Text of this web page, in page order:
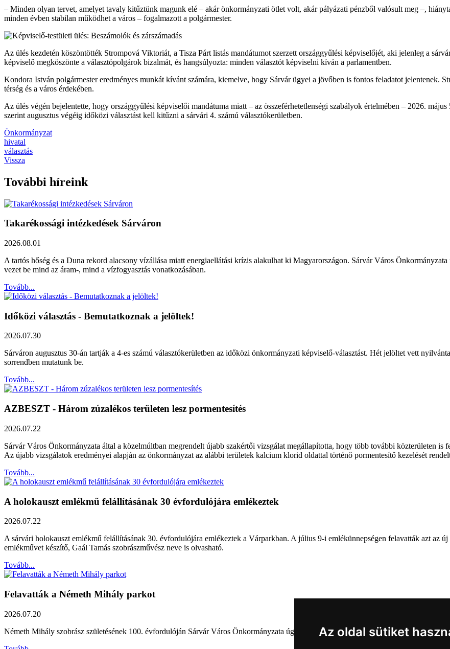
Az oldal sütiket
– Minden olyan tervet, amelyet tavaly kitűztünk magunk elé – akár önkormányzati ötlet volt, akár pályázati pénzből valósult meg –,
minden évben stabilan működhet a város – fogalmazott a polgármester.
Az ülés kezdetén köszöntötték Strompová Viktoriát, a Tisza Párt listás mandátumot szerzett országgyűlési képviselőjét, aki jelenleg a
képviselő megköszönte a választópolgárok bizalmát, és hangsúlyozta: minden választót képviselni kíván a parlamentben.
Kondora István polgármester eredményes munkát kívánt számára, kiemelve, hogy Sárvár ügyei a jövőben is fontos feladatot jelentenek.
térség és a város érdekében.
Az ülés végén bejelentette, hogy országgyűlési képviselői mandátuma miatt – az összeférhetetlenségi szabályok értelmében – 2026.
szerint augusztus végéig időközi választást kell kitűzni a sárvári 4. számú választókerületben.
Önkormányzat
hivatal
választás
Vissza
További híreink
Takarékossági intézkedések Sárváron
2026.08.01
A tartós hőség és a Duna rekord alacsony vízállása miatt energiaellátási krízis alakulhat ki Magyarországon. Sárvár Város
vezet be mind az áram-, mind a vízfogyasztás vonatkozásában.
Tovább...
Időközi választás - Bemutatkoznak a jelöltek!
2026.07.30
Sárváron augusztus 30-án tartják a 4-es számú választókerületben az időközi önkormányzati képviselő-választást. Hét jelöltet vett
sorrendben mutatunk be.
Tovább...
AZBESZT - Három zúzalékos területen lesz pormentesítés
2026.07.22
Sárvár Város Önkormányzata által a közelmúltban megrendelt újabb szakértői vizsgálat megállapította, hogy több további közterületen is
Az újabb vizsgálatok eredményei alapján az önkormányzat az alábbi területek kalcium klorid oldattal történő pormentesítő kezelését
Tovább...
A holokauszt emlékmű felállításának 30 évfordulójára emlékeztek
2026.07.22
A sárvári holokauszt emlékmű felállításának 30. évfordulójára emlékeztek a Várparkban. A július 9-i emlékünnepségen felavatták azt az
emlékművet készítő, Gaál Tamás szobrászművész neve is olvasható.
Tovább...
Felavatták a Németh Mihály parkot
2026.07.20
Németh Mihály szobrász születésének 100. évfordulóján Sárvár Város Önkormányzata úgy határozott, hogy parkot nevez el a város